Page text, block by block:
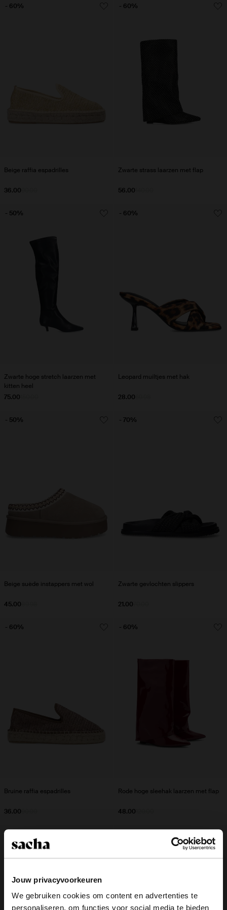
Jouw privacyvoorkeuren
We gebruiken cookies om content en advertenties te
personaliseren, om functies voor social media te bieden
Beige raffia espadrilles
36.00
- 60%
Zwarte strass laarzen met flap
56.00
- 60%
Zwarte hoge stretch laarzen met
kitten heel
75.00
- 50%
Leopard muiltjes met hak
28.00
- 60%
Beige suède instappers met wol
45.00
- 50%
Zwarte gevlochten slippers
21.00
- 70%
Bruine raffia espadrilles
36.00
- 60%
Rode hoge sleehak laarzen met flap
48.00
- 60%